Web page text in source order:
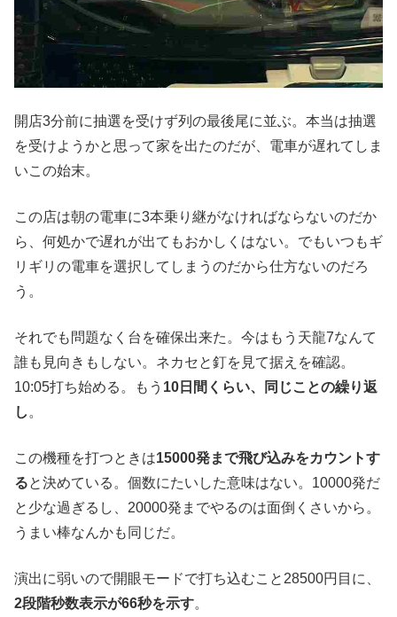
開店3分前に抽選を受けず列の最後尾に並ぶ。本当は抽選
を受けようかと思って家を出たのだが、電車が遅れてしま
いこの始末。
この店は朝の電車に3本乗り継がなければならないのだか
ら、何処かで遅れが出てもおかしくはない。でもいつもギ
リギリの電車を選択してしまうのだから仕方ないのだろ
う。
それでも問題なく台を確保出来た。今はもう天龍7なんて
誰も見向きもしない。ネカセと釘を見て据えを確認。
10:05打ち始める。もう 10日間くらい、同じことの繰り返
し 。
この機種を打つときは15000発まで飛び込みをカウントす
ると決めている。個数にたいした意味はない。10000発だ
と少な過ぎるし、20000発までやるのは面倒くさいから。
うまい棒なんかも同じだ。
演出に弱いので開眼モードで打ち込むこと28500円目に、
2段階秒数表示が66秒を示す。